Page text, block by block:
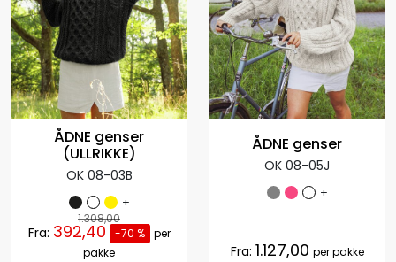
ÅDNE genser
(ULLRIKKE)
OK 08-03B
+
1.308,00
Fra: 392,40 -70 %
per
pakke
ÅDNE genser
OK 08-05J
+
Fra: 1.127,00 per pakke